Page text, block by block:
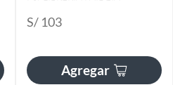
S/ 103
Agregar